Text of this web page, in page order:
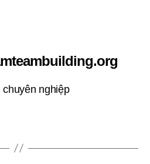
nghiệp